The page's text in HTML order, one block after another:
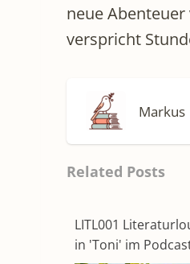
neue
verspricht
Markus
Related Posts
LITL001
in 'Toni' im